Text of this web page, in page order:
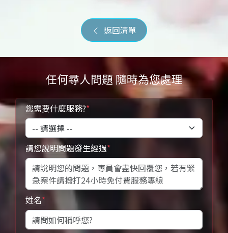
返回清單
任何尋人問題 隨時為您處理
您需要什麼服務?*
請您說明問題發生經過*
姓名*